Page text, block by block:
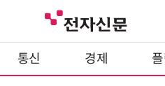
통신 경제